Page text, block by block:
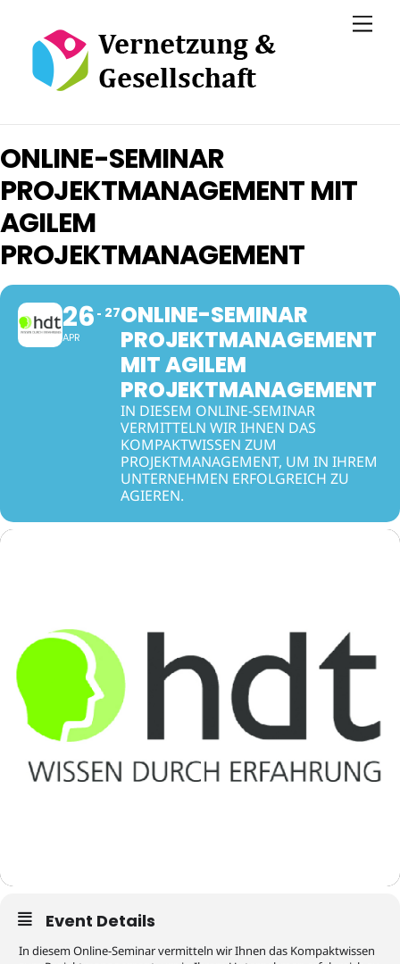
content
ONLINE-SEMINAR
PROJEKTMANAGEMENT MIT
AGILEM
PROJEKTMANAGEMENT
26
APR
27ONLINE-SEMINAR
PROJEKTMANAGEMENT
MIT AGILEM
PROJEKTMANAGEMENT
IN DIESEM ONLINE-SEMINAR
VERMITTELN WIR IHNEN DAS
KOMPAKTWISSEN ZUM
PROJEKTMANAGEMENT, UM IN IHREM
UNTERNEHMEN ERFOLGREICH ZU
AGIEREN.
Event Details
In diesem Online-Seminar vermitteln wir Ihnen das Kompaktwissen